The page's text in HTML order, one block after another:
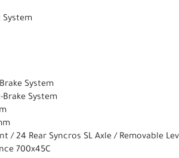
System
System
Brake System
/ 24 Rear Syncros SL Axle / Removable
700x45C